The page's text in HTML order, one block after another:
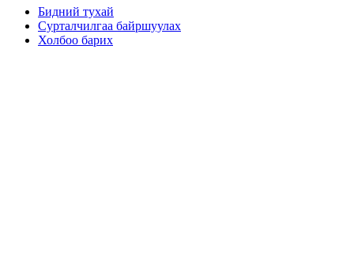
Бидний тухай
Сурталчилгаа байршуулах
Холбоо барих